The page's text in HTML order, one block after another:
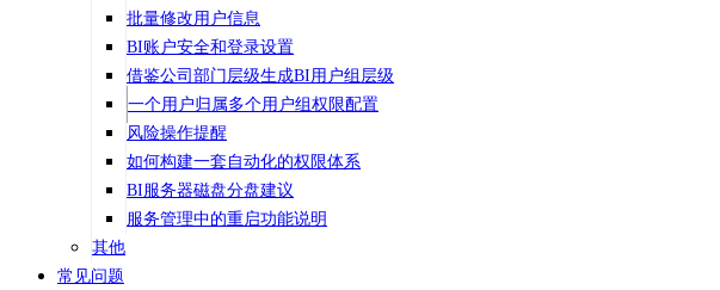
批量修改用户信息
BI账户安全和登录设置
借鉴公司部门层级生成BI用户组层级
一个用户归属多个用户组权限配置
风险操作提醒
如何构建一套自动化的权限体系
BI服务器磁盘分盘建议
服务管理中的重启功能说明
其他
常见问题